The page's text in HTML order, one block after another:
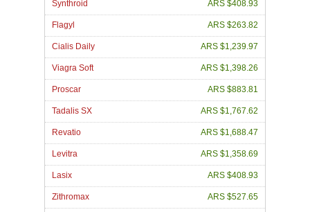
Synthroid ARS $408.93
Flagyl ARS $263.82
Cialis Daily ARS $1,239.97
Viagra Soft ARS $1,398.26
Proscar ARS $883.81
Tadalis SX ARS $1,767.62
Revatio ARS $1,688.47
Levitra ARS $1,358.69
Lasix ARS $408.93
Zithromax ARS $527.65